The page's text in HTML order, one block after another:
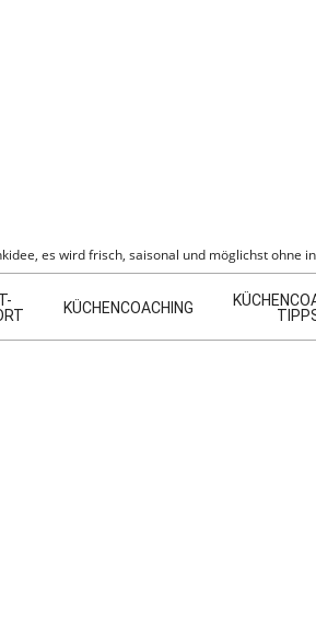
es wird frisch, saisonal und möglichst ohne
KÜCHENCOACHING